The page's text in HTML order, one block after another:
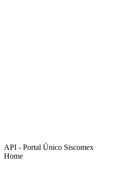
API - Portal Único Siscomex
Home